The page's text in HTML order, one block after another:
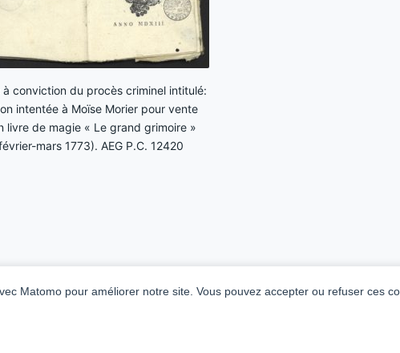
à conviction du procès criminel intitulé:
intentée à Moïse Morier pour vente
livre de magie « Le grand grimoire »
mars 1773). AEG P.C. 12420
Matomo pour améliorer notre site. Vous pouvez accepter ou refuser ces